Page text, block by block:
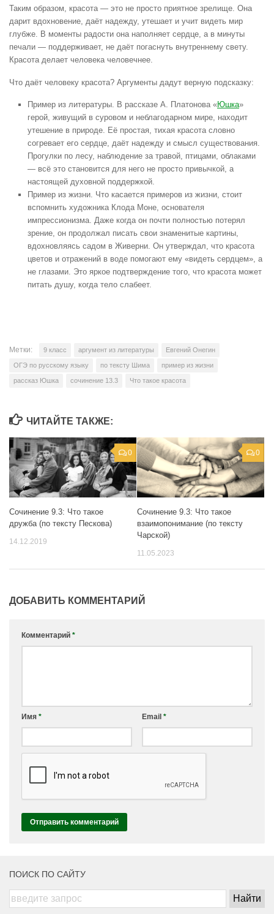
Таким образом, красота — это не просто приятное зрелище. Она
дарит вдохновение, даёт надежду, утешает и учит видеть мир
глубже. В моменты радости она наполняет сердце, а в минуты
печали — поддерживает, не даёт погаснуть внутреннему свету.
Красота делает человека человечнее.
Что даёт человеку красота? Аргументы дадут верную подсказку:
Пример из литературы. В рассказе А. Платонова «Юшка»
герой, живущий в суровом и неблагодарном мире, находит
утешение в природе. Её простая, тихая красота словно
согревает его сердце, даёт надежду и смысл существования.
Прогулки по лесу, наблюдение за травой, птицами, облаками
— всё это становится для него не просто привычкой, а
настоящей духовной поддержкой.
Пример из жизни. Что касается примеров из жизни, стоит
вспомнить художника Клода Моне, основателя
импрессионизма. Даже когда он почти полностью потерял
зрение, он продолжал писать свои знаменитые картины,
вдохновляясь садом в Живерни. Он утверждал, что красота
цветов и отражений в воде помогают ему «видеть сердцем», а
не глазами. Это яркое подтверждение того, что красота может
питать душу, когда тело слабеет.
Метки: 9 класс аргумент из литературы Евгений Онегин
ОГЭ по русскому языку по тексту Шима пример из жизни
рассказ Юшка сочинение 13.3 Что такое красота
ЧИТАЙТЕ ТАКЖЕ:
0
Сочинение 9.3: Что такое
дружба (по тексту Пескова)
14.12.2019
0
Сочинение 9.3: Что такое
взаимопонимание (по тексту
Чарской)
11.05.2023
ДОБАВИТЬ КОММЕНТАРИЙ
Комментарий *
Имя * Email *
ПОИСК ПО САЙТУ